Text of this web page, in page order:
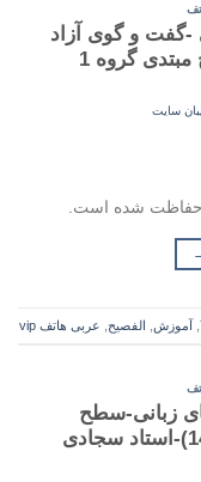
-گفت و گوی آزاد
سایت
حفاظت شده است.
آموزش الفصيح عربی هاتف vip
زبانی-سطح